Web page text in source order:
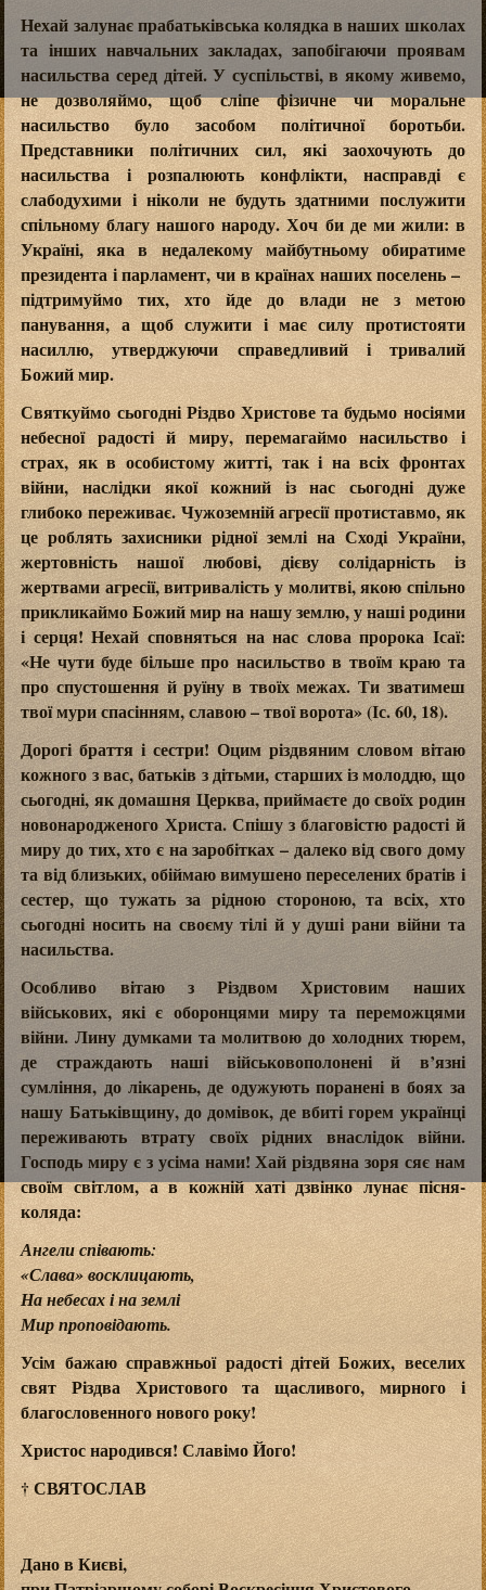
Нехай залунає прабатьківська колядка в наших школах
та інших навчальних закладах, запобігаючи проявам
насильства серед дітей. У суспільстві, в якому живемо,
не дозволяймо, щоб сліпе фізичне чи моральне
насильство було засобом політичної боротьби.
Представники політичних сил, які заохочують до
насильства і розпалюють конфлікти, насправді є
слабодухими і ніколи не будуть здатними послужити
спільному благу нашого народу. Хоч би де ми жили: в
Україні, яка в недалекому майбутньому обиратиме
президента і парламент, чи в країнах наших поселень –
підтримуймо тих, хто йде до влади не з метою
панування, а щоб служити і має силу протистояти
насиллю, утверджуючи справедливий і тривалий
Божий мир.
Святкуймо сьогодні Різдво Христове та будьмо носіями
небесної радості й миру, перемагаймо насильство і
страх, як в особистому житті, так і на всіх фронтах
війни, наслідки якої кожний із нас сьогодні дуже
глибоко переживає. Чужоземній агресії протиставмо, як
це роблять захисники рідної землі на Сході України,
жертовність нашої любові, дієву солідарність із
жертвами агресії, витривалість у молитві, якою спільно
прикликаймо Божий мир на нашу землю, у наші родини
і серця! Нехай сповняться на нас слова пророка Ісаї:
«Не чути буде більше про насильство в твоїм краю та
про спустошення й руїну в твоїх межах. Ти зватимеш
твої мури спасінням, славою – твої ворота» (Іс. 60, 18).
Дорогі браття і сестри! Оцим різдвяним словом вітаю
кожного з вас, батьків з дітьми, старших із молоддю, що
сьогодні, як домашня Церква, приймаєте до своїх родин
новонародженого Христа. Спішу з благовістю радості й
миру до тих, хто є на заробітках – далеко від свого дому
та від близьких, обіймаю вимушено переселених братів і
сестер, що тужать за рідною стороною, та всіх, хто
сьогодні носить на своєму тілі й у душі рани війни та
насильства.
Особливо вітаю з Різдвом Христовим наших
військових, які є оборонцями миру та переможцями
війни. Лину думками та молитвою до холодних тюрем,
де страждають наші військовополонені й в’язні
сумління, до лікарень, де одужують поранені в боях за
нашу Батьківщину, до домівок, де вбиті горем українці
переживають втрату своїх рідних внаслідок війни.
Господь миру є з усіма нами! Хай різдвяна зоря сяє нам
своїм світлом, а в кожній хаті дзвінко лунає пісня-
коляда:
Ангели співають:
«Слава» восклицають,
На небесах і на землі
Мир проповідають.
Усім бажаю справжньої радості дітей Божих, веселих
свят Різдва Христового та щасливого, мирного і
благословенного нового року!
Христос народився! Славімо Його!
† СВЯТОСЛАВ
Дано в Києві,